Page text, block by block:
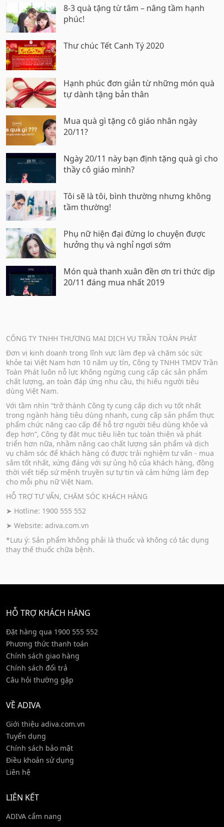
8-3 quà tặng từ tâm – nâng tầm hạnh
phúc!
Thư chúc Tết Canh Tý 2020
Hạnh phúc đơn giản từ những món quà
tự dành tặng bản thân
Mua quà gì tặng cô giáo nhân ngày
20/11?
Ngày 20/11 này bạn định tặng quà gì cho
thầy cô giáo mình?
Tôi sẽ là tôi, bình thường nhưng không
tầm thường!
Phụ nữ hiện đại đừng lo chuyện được
hưởng thụ và nghỉ ngơi sớm
Món quà thanh xuân đền ơn tri thức dịp
20/11 đáng mua nhất 2019
CÔNG TY TNHH THƯƠNG MẠI DỊCH VỤ TRẦN TOÀN PHÁT
Đơn vị kinh doanh trong lĩnh vực làm đẹp và chăm sóc sức
khỏe tại Việt Nam hơn 10 năm uy tín, Công ty TNHH TMDV Trần
Toàn Phát luôn nỗ lực không ngừng cung cấp các sản phẩm
chất lượng, an toàn đáp ứng nhu cầu, thị hiếu người tiêu
dùng Việt Nam.
Với tầm nhìn “trở thành Công ty cung cấp dịch vụ tốt nhất
trong ngành hàng tiêu dùng nhanh, cung cấp sản phẩm thực
phẩm chức năng cao cấp để hỗ trợ người tiêu dùng khỏe và
đẹp hơn”, Công ty đặt mục tiêu liên tục toàn thiện và phát
triển hơn nữa, nhằm nâng cao chất lượng sản phẩm và dịch
vụ chăm sóc để khách hàng có được trải nghiệm tư vấn - mua
sắm tốt nhất, xứng đáng với sự ủng hộ của khách hàng, đồng
thời viết tiếp sứ mệnh truyền sự tự tin và cảm hứng làm đẹp
cho mỗi phụ nữ Việt Nam.
HỖ TRỢ TƯ VẤN, CHĂM SÓC KHÁCH HÀNG
➤ Hotline: 1900 555 552
➤ Website: adiva.com.vn
*Lưu ý: Sản phẩm không phải là thuốc và không có tác dụng
thay thế thuốc chữa bệnh.
HỖ TRỢ KHÁCH HÀNG
Đặt hàng qua 1900 555 552
Phương thức thanh toán
Chính sách giao hàng
Chính sách đổi trả
Câu hỏi thường gặp
VỀ ADIVA
Giới thiệu adiva.com.vn
Tuyển dụng
Chính sách bảo mật
Điều khoản sử dụng
Liên hệ
LIÊN KẾT
ADIVA cẩm nang